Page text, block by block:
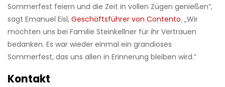
Sommerfest feiern und die Zeit in vollen Zügen genießen”,
sagt Emanuel Eisl, Geschäftsführer von Contento. „Wir
möchten uns bei Familie Steinkellner für ihr Vertrauen
bedanken. Es war wieder einmal ein grandioses
Sommerfest, das uns allen in Erinnerung bleiben wird.”
Kontakt